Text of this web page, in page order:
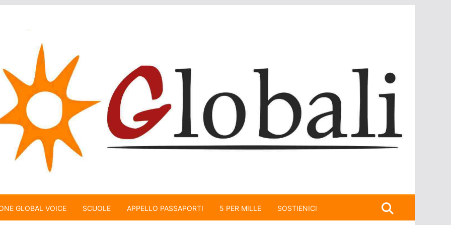
GLOBAL VOICE SCUOLE APPELLO PASSAPORTI 5 PER MILLE SOSTIENICI